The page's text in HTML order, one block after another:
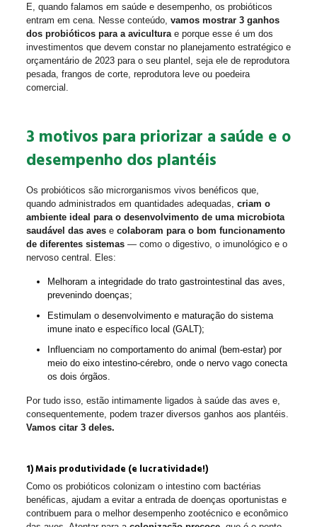
E, quando falamos em saúde e desempenho, os probióticos
entram em cena. Nesse conteúdo, vamos mostrar 3 ganhos
dos probióticos para a aviculturae porque esse é um dos
investimentos que devem constar no planejamento estratégico e
orçamentário de 2023 para o seu plantel, seja ele de reprodutora
pesada, frangos de corte, reprodutora leve ou poedeira
comercial.
3 motivos para priorizar a saúde e o
desempenho dos plantéis
Os probióticos são microrganismos vivos benéficos que,
quando administrados em quantidades adequadas, criam o
ambiente ideal para o desenvolvimento de uma microbiota
saudável das avese colaboram para o bom funcionamento
de diferentes sistemas— como o digestivo, o imunológico e o
nervoso central. Eles:
Melhoram a integridade do trato gastrointestinal das aves,
prevenindo doenças;
Estimulam o desenvolvimento e maturação do sistema
imune inato e específico local (GALT);
Influenciam no comportamento do animal (bem-estar) por
meio do eixo intestino-cérebro, onde o nervo vago conecta
os dois órgãos.
Por tudo isso, estão intimamente ligados à saúde das aves e,
consequentemente, podem trazer diversos ganhos aos plantéis.
Vamos citar 3 deles.
1) Mais produtividade (e lucratividade!)
Como os probióticos colonizam o intestino com bactérias
benéficas, ajudam a evitar a entrada de doenças oportunistas e
contribuem para o melhor desempenho zootécnico e econômico